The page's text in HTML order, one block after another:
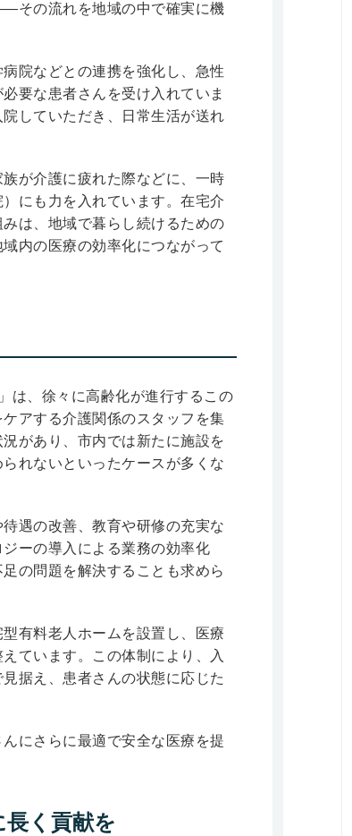
その流れを地域の中で確実に機
院などとの連携を強化し、急性
要な患者さんを受け入れていま
していただき、日常生活が送れ
が介護に疲れた際などに、一時
にも力を入れています。在宅介
は、地域で暮らし続けるための
内の医療の効率化につながって
は、徐々に高齢化が進行するこの
アする介護関係のスタッフを集
があり、市内では新たに施設を
れないといったケースが多くな
遇の改善、教育や研修の充実な
ーの導入による業務の効率化
の問題を解決することも求めら
有料老人ホームを設置し、医療
ています。この体制により、入
据え、患者さんの状態に応じた
にさらに最適で安全な医療を提
く貢献を